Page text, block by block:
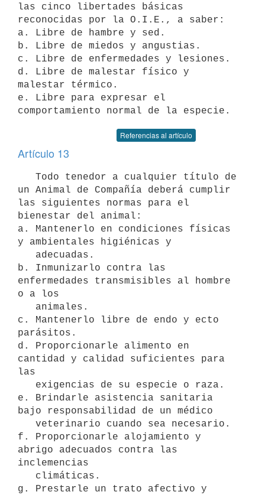
las cinco libertades básicas
reconocidas por la O.I.E., a saber:
a. Libre de hambre y sed.
b. Libre de miedos y angustias.
c. Libre de enfermedades y lesiones.
d. Libre de malestar físico y
malestar térmico.
e. Libre para expresar el
Referencias al artículo
Artículo 13
un Animal de Compañía deberá cumplir
las siguientes normas para el
bienestar del animal:
a. Mantenerlo en condiciones físicas
y ambientales higiénicas y
b. Inmunizarlo contra las
enfermedades transmisibles al hombre
o a los
c. Mantenerlo libre de endo y ecto
parásitos.
d. Proporcionarle alimento en
cantidad y calidad suficientes para
las
e. Brindarle asistencia sanitaria
bajo responsabilidad de un médico
f. Proporcionarle alojamiento y
abrigo adecuados contra las
inclemencias
g. Prestarle un trato afectivo y